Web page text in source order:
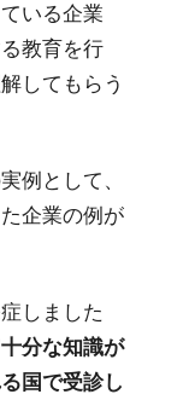
いる企業
教育を行
してもらう
例として、
企業の例が
しました
分な知識が
国で受診し